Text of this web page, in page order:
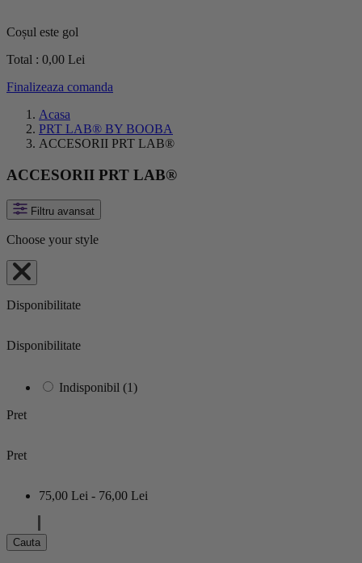
Coșul este gol
Total : 0,00 Lei
Finalizeaza comanda
Acasa
PRT LAB® BY BOOBA
ACCESORII PRT LAB®
ACCESORII PRT LAB®
Filtru avansat
Choose your style
Disponibilitate
Disponibilitate
Indisponibil (1)
Pret
Pret
75,00 Lei - 76,00 Lei
Cauta